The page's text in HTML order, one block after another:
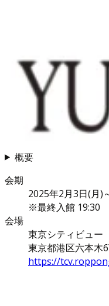
概要
会期
2025年2月3日(月)
※最終入館 19:30
会場
東京シティビュー
東京都港区六本木
https://